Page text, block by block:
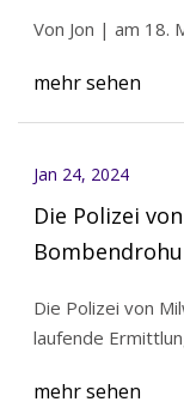
Von Jon |
mehr sehen
Jan 24, 2024
Die Polizei
Die Polizei von
laufende
mehr sehen